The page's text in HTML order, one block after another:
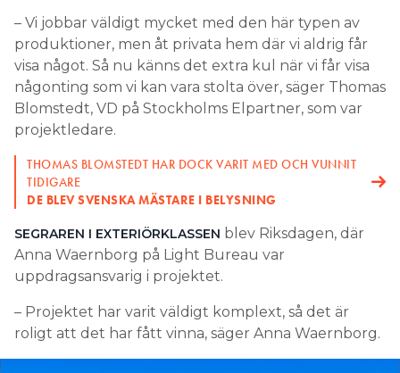
– Vi jobbar väldigt mycket med den här typen av
produktioner, men åt privata hem där vi aldrig får
visa något. Så nu känns det extra kul när vi får visa
någonting som vi kan vara stolta över, säger Thomas
Blomstedt, VD på Stockholms ­Elpartner, som var
projektledare.
THOMAS BLOMSTEDT HAR DOCK VARIT MED OCH VUNNIT
TIDIGARE
DE BLEV SVENSKA MÄSTARE I BELYSNING
SEGRAREN I EXTERIÖRKLASSEN blev Riksdagen, där
Anna Waernborg på Light ­Bureau var
uppdragsansvarig i projektet.
– Projektet har varit väldigt komplext, så det är
roligt att det har fått vinna, säger Anna Waernborg.